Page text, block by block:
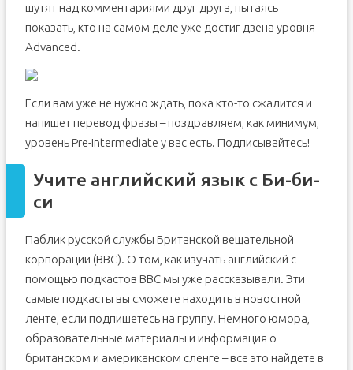
шутят над комментариями друг друга, пытаясь
показать, кто на самом деле уже достигдзенауровня
Advanced.
Если вам уже не нужно ждать, пока кто-то сжалится и
напишет перевод фразы – поздравляем, как минимум,
уровень Pre-Intermediate у вас есть. Подписывайтесь!
Учите английский язык с Би-би-
си
Паблик русской службы Британской вещательной
корпорации (BBC). О том, как изучать английский с
помощью подкастов BBC мы уже рассказывали. Эти
самые подкасты вы сможете находить в новостной
ленте, если подпишетесь на группу. Немного юмора,
образовательные материалы и информация о
британском и американском сленге – все это найдете в